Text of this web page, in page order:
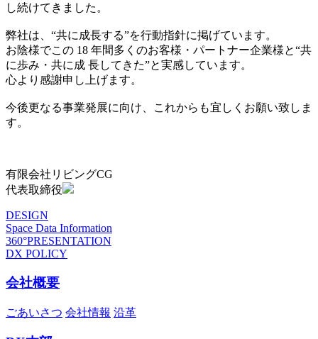
し続けてきました。
弊社は、“共に成長する”を行動指針に掲げています。
お陰様でこの 18 年間多くのお客様・パートナー企業様と“共
に歩み・共に成 長してきた”と実感しています。
心より感謝申し上げます。
今後更なる事業発展に向け、これからも宜しくお願い致しま
す。
有限会社リビングCG
代表取締役
DESIGN
Space Data Information
360°PRESENTATION
DX POLICY
会社概要
ごあいさつ 会社情報 沿革